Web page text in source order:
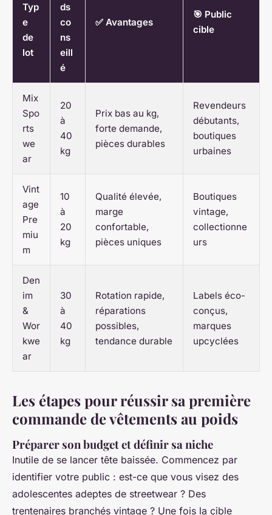
Typ
e
de
lot
ds
co
ns
eill
é
✅ Avantages
🎯 Public
cible
Mix
Spo
rts
we
ar
20
à
40
kg
Prix bas au kg,
forte demande,
pièces durables
Revendeurs
débutants,
boutiques
urbaines
Vint
age
Pre
miu
m
10
à
20
kg
Qualité élevée,
marge
confortable,
pièces uniques
Boutiques
vintage,
collectionne
urs
Den
im
&
Wor
kwe
ar
30
à
40
kg
Rotation rapide,
réparations
possibles,
tendance durable
Labels éco-
conçus,
marques
upcyclées
Les étapes pour réussir sa première
commande de vêtements au poids
Préparer son budget et définir sa niche
Inutile de se lancer tête baissée. Commencez par
identifier votre public : est-ce que vous visez des
adolescentes adeptes de streetwear ? Des
trentenaires branchés vintage ? Une fois la cible